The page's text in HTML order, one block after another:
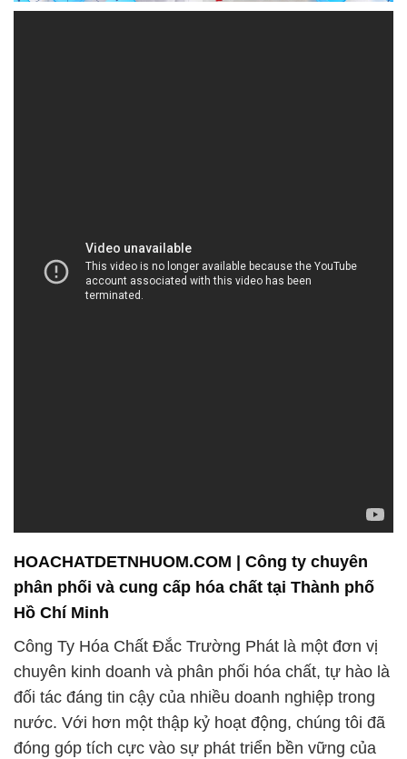
HOACHATDETNHUOM.COM | Công ty chuyên
phân phối và cung cấp hóa chất tại Thành phố
Hồ Chí Minh
Công Ty Hóa Chất Đắc Trường Phát là một đơn vị
chuyên kinh doanh và phân phối hóa chất, tự hào là
đối tác đáng tin cậy của nhiều doanh nghiệp trong
nước. Với hơn một thập kỷ hoạt động, chúng tôi đã
đóng góp tích cực vào sự phát triển bền vững của